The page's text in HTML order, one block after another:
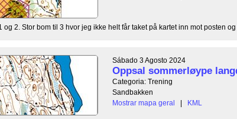
2. Stor bom til 3 hvor jeg ikke helt får taket på kartet inn mot posten og
Sábado 3 Agosto 2024
Oppsal sommerløype
Categoria: Trening
Sandbakken
Mostrar mapa geral
| KML